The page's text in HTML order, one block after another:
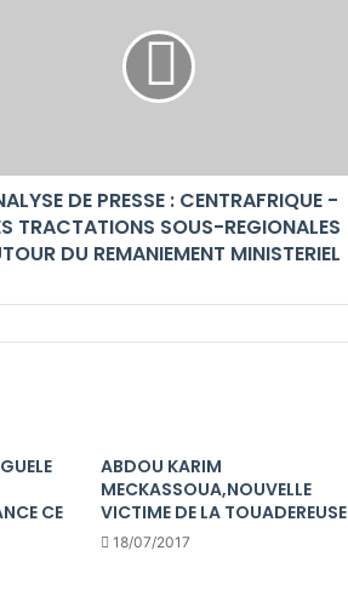
DE PRESSE : CENTRAFRIQUE -
TRACTATIONS SOUS-REGIONALES
DU REMANIEMENT MINISTERIEL
CE
ABDOU KARIM
MECKASSOUA,NOUVELLE
VICTIME DE LA TOUADEREUSE
18/07/2017